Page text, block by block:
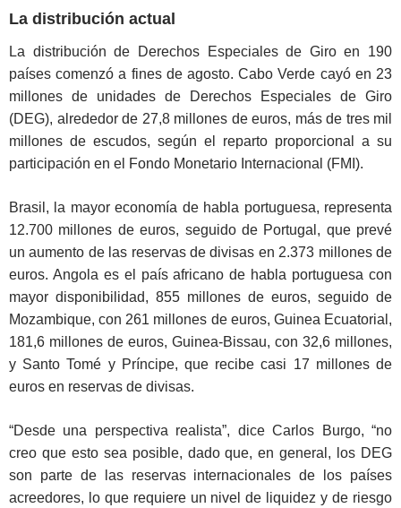
La distribución actual
La distribución de Derechos Especiales de Giro en 190
países comenzó a fines de agosto. Cabo Verde cayó en 23
millones de unidades de Derechos Especiales de Giro
(DEG), alrededor de 27,8 millones de euros, más de tres mil
millones de escudos, según el reparto proporcional a su
participación en el Fondo Monetario Internacional (FMI).
Brasil, la mayor economía de habla portuguesa, representa
12.700 millones de euros, seguido de Portugal, que prevé
un aumento de las reservas de divisas en 2.373 millones de
euros. Angola es el país africano de habla portuguesa con
mayor disponibilidad, 855 millones de euros, seguido de
Mozambique, con 261 millones de euros, Guinea Ecuatorial,
181,6 millones de euros, Guinea-Bissau, con 32,6 millones,
y Santo Tomé y Príncipe, que recibe casi 17 millones de
euros en reservas de divisas.
“Desde una perspectiva realista”, dice Carlos Burgo, “no
creo que esto sea posible, dado que, en general, los DEG
son parte de las reservas internacionales de los países
acreedores, lo que requiere un nivel de liquidez y de riesgo